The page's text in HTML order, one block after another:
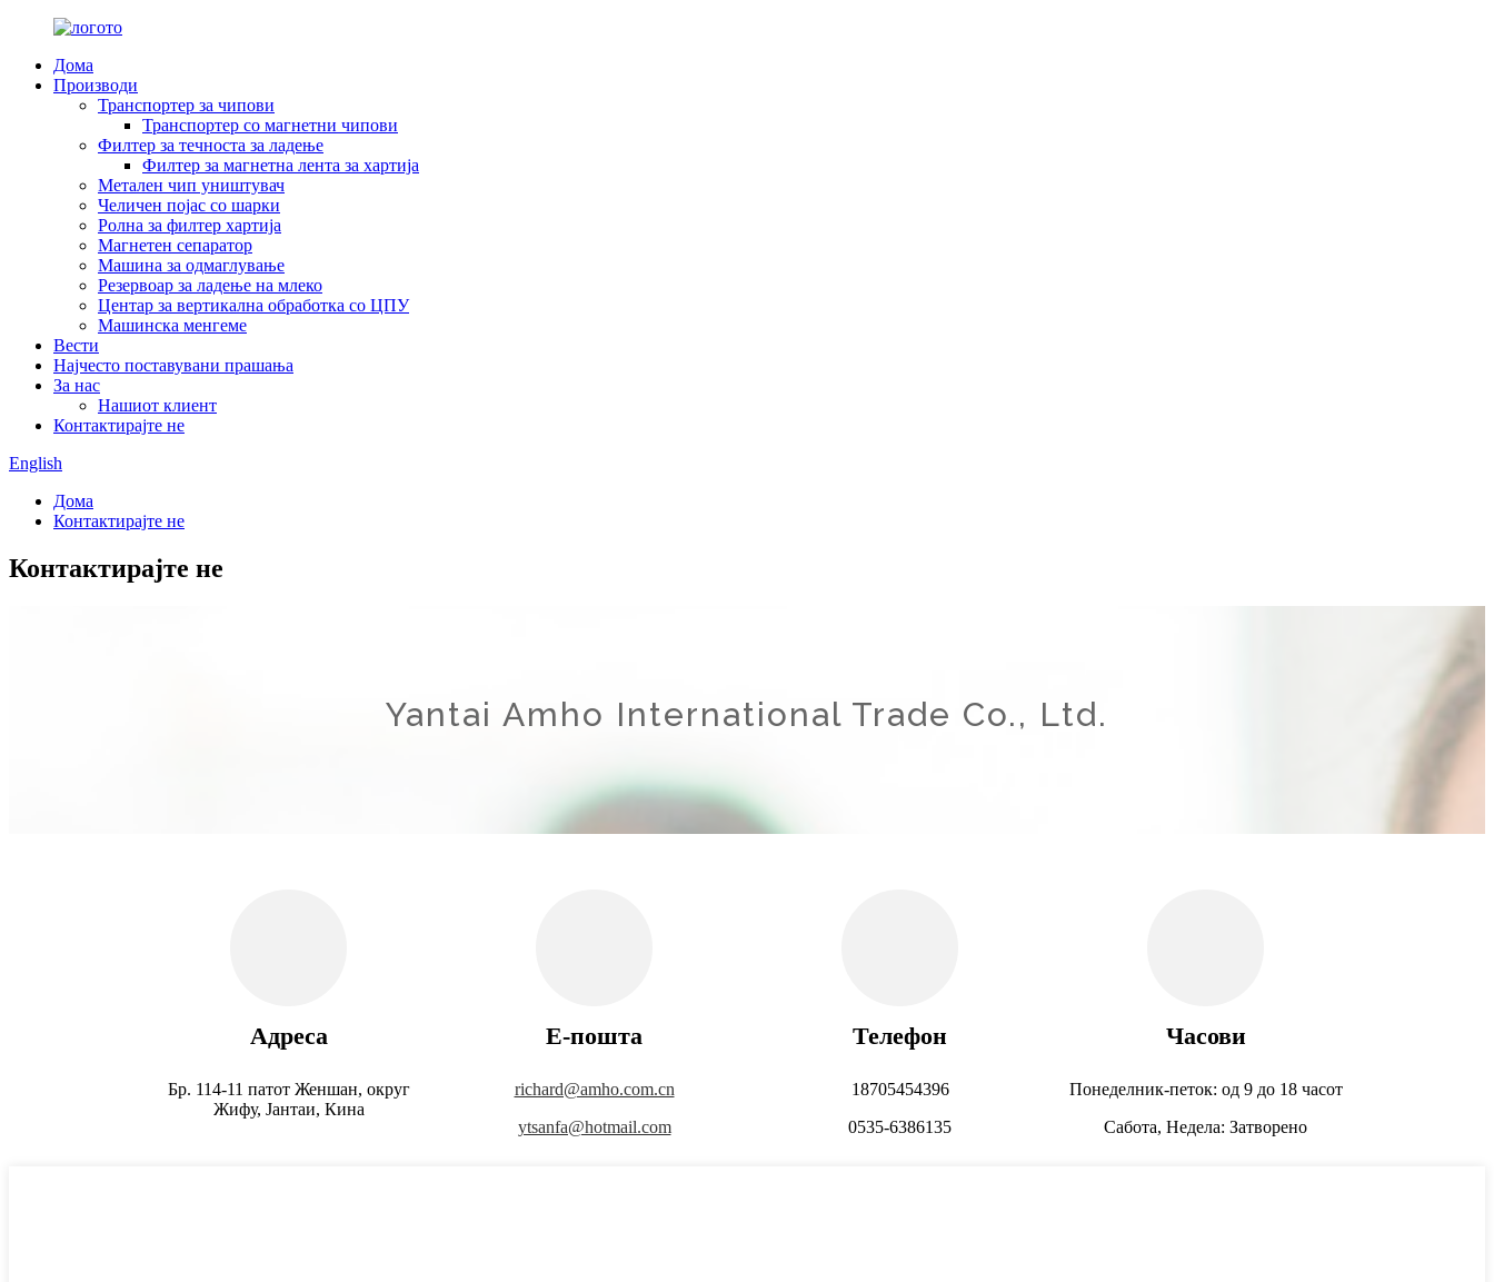
Дома
Производи
Транспортер за чипови
Транспортер со магнетни чипови
Филтер за течноста за ладење
Филтер за магнетна лента за хартија
Метален чип уништувач
Челичен појас со шарки
Ролна за филтер хартија
Магнетен сепаратор
Машина за одмаглување
Резервоар за ладење на млеко
Центар за вертикална обработка со ЦПУ
Машинска менгеме
Вести
Најчесто поставувани прашања
За нас
Нашиот клиент
Контактирајте не
English
Дома
Контактирајте не
Контактирајте не
Yantai Amho International Trade Co., Ltd.
Адреса
Бр. 114-11 патот Женшан, округ
Жифу, Јантаи, Кина
Е-пошта
richard@amho.com.cn
ytsanfa@hotmail.com
Телефон
18705454396
0535-6386135
Часови
Понеделник-петок: од 9 до 18 часот
Сабота, Недела: Затворено